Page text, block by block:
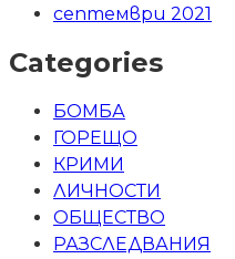
септември 2021
Categories
БОМБА
ГОРЕЩО
КРИМИ
ЛИЧНОСТИ
ОБЩЕСТВО
РАЗСЛЕДВАНИЯ